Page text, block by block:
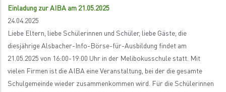
Einladung zur AIBA am 21.05.2025
24.04.2025
Liebe Eltern, liebe Schülerinnen und Schüler, liebe Gäste, die
diesjährige Alsbacher-Info-Börse-für-Ausbildung findet am
21.05.2025 von 16:00-19:00 Uhr in der Melibokusschule statt. Mit
vielen Firmen ist die AIBA eine Veranstaltung, bei der die gesamte
Schulgemeinde wieder zusammenkommen wird. Für die Schülerinnen